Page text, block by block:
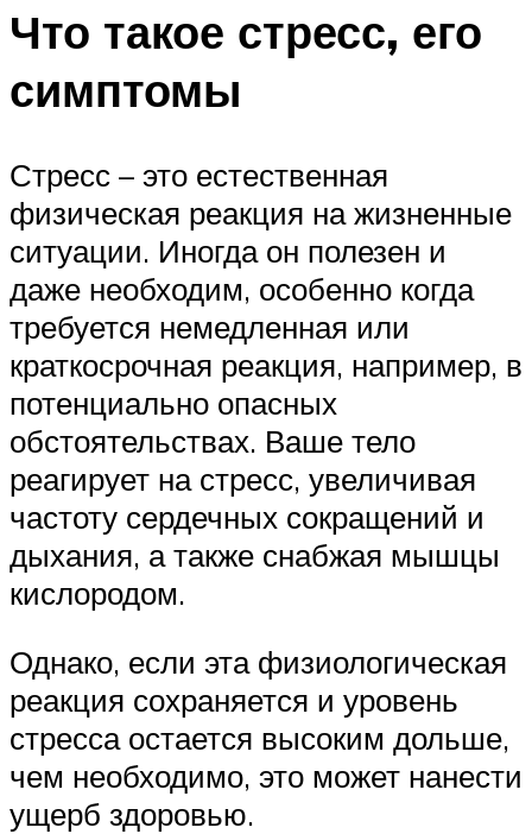
Что такое стресс, его
симптомы
Стресс – это естественная
физическая реакция на жизненные
ситуации. Иногда он полезен и
даже необходим, особенно когда
требуется немедленная или
краткосрочная реакция, например, в
потенциально опасных
обстоятельствах. Ваше тело
реагирует на стресс, увеличивая
частоту сердечных сокращений и
дыхания, а также снабжая мышцы
кислородом.
Однако, если эта физиологическая
реакция сохраняется и уровень
стресса остается высоким дольше,
чем необходимо, это может нанести
ущерб здоровью.